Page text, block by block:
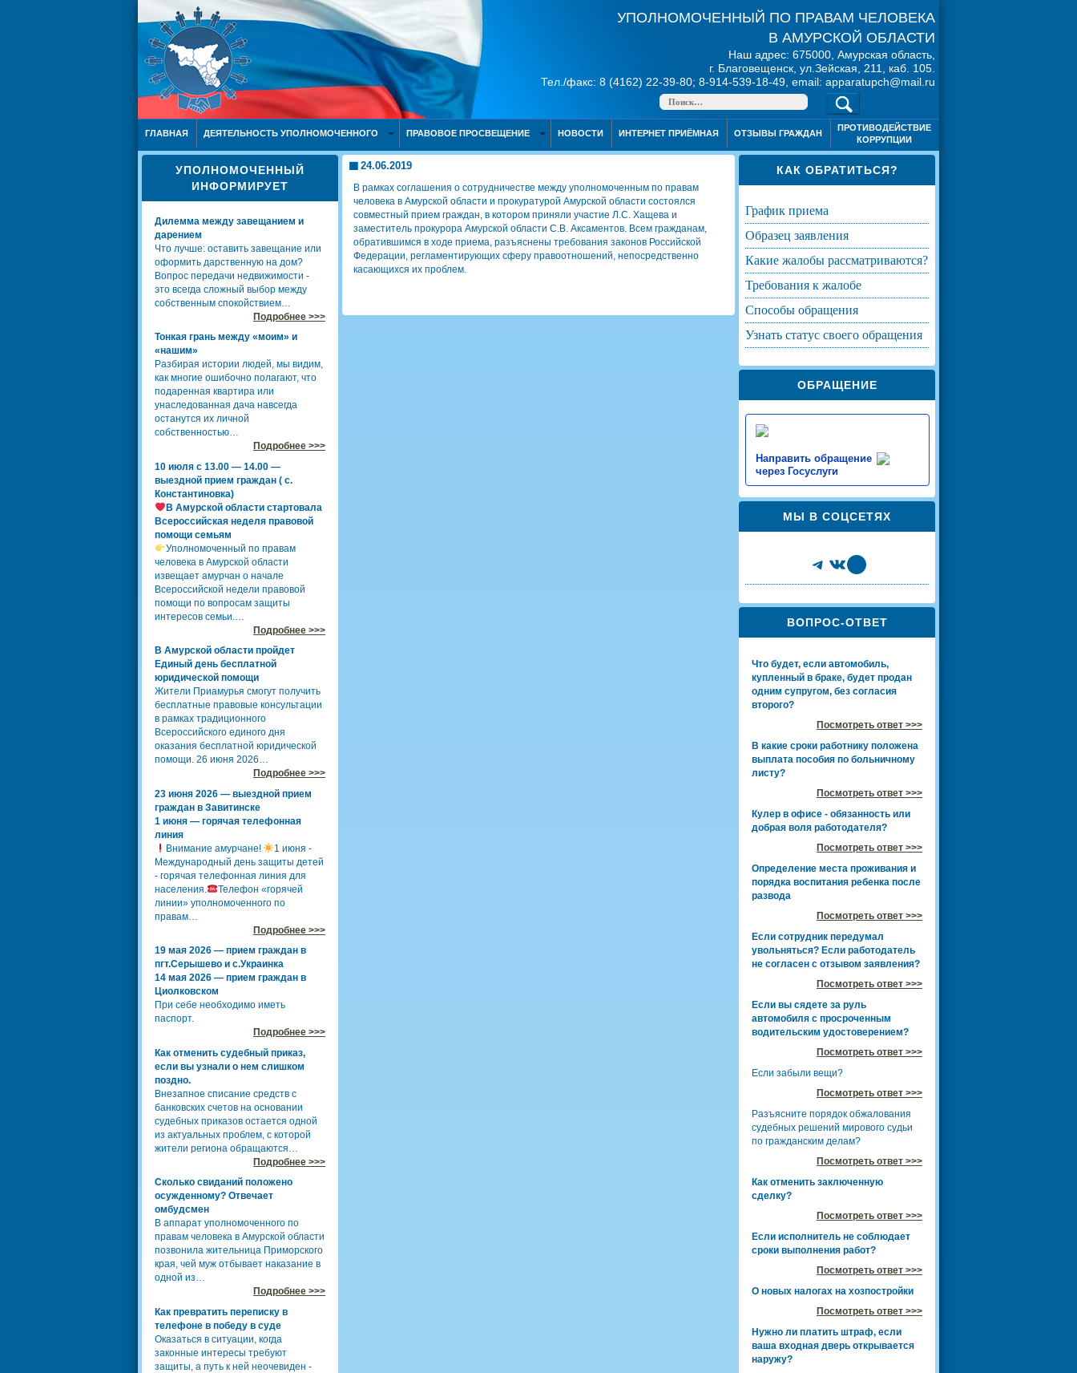
УПОЛНОМОЧЕННЫЙ ПО ПРАВАМ ЧЕЛОВЕКА
В АМУРСКОЙ ОБЛАСТИ
Наш адрес: 675000, Амурская область,
г. Благовещенск, ул.Зейская, 211, каб. 105.
Тел./факс: 8 (4162) 22-39-80; 8-914-539-18-49, email: apparatupch@mail.ru
ГЛАВНАЯ ДЕЯТЕЛЬНОСТЬ УПОЛНОМОЧЕННОГО ПРАВОВОЕ ПРОСВЕЩЕНИЕ НОВОСТИ ИНТЕРНЕТ ПРИЁМНАЯ ОТЗЫВЫ ГРАЖДАН
ПРОТИВОДЕЙСТВИЕ
КОРРУПЦИИ
УПОЛНОМОЧЕННЫЙ
ИНФОРМИРУЕТ
Дилемма между завещанием и
дарением
Что лучше: оставить завещание или
оформить дарственную на дом?
Вопрос передачи недвижимости -
это всегда сложный выбор между
собственным спокойствием…
Подробнее >>>
Тонкая грань между «моим» и
«нашим»
Разбирая истории людей, мы видим,
как многие ошибочно полагают, что
подаренная квартира или
унаследованная дача навсегда
останутся их личной
собственностью…
Подробнее >>>
10 июля с 13.00 — 14.00 —
выездной прием граждан ( с.
Константиновка)
В Амурской области стартовала
Всероссийская неделя правовой
помощи семьям
Уполномоченный по правам
человека в Амурской области
извещает амурчан о начале
Всероссийской недели правовой
помощи по вопросам защиты
интересов семьи.…
Подробнее >>>
В Амурской области пройдет
Единый день бесплатной
юридической помощи
Жители Приамурья смогут получить
бесплатные правовые консультации
в рамках традиционного
Всероссийского единого дня
оказания бесплатной юридической
помощи. 26 июня 2026…
Подробнее >>>
23 июня 2026 — выездной прием
граждан в Завитинске
1 июня — горячая телефонная
линия
Внимание амурчане!
1 июня -
Международный день защиты детей
- горячая телефонная линия для
населения.
Телефон «горячей
линии» уполномоченного по
правам…
Подробнее >>>
19 мая 2026 — прием граждан в
пгт.Серышево и с.Украинка
14 мая 2026 — прием граждан в
Циолковском
При себе необходимо иметь
паспорт.
Подробнее >>>
Как отменить судебный приказ,
если вы узнали о нем слишком
поздно.
Внезапное списание средств с
банковских счетов на основании
судебных приказов остается одной
из актуальных проблем, с которой
жители региона обращаются…
Подробнее >>>
Сколько свиданий положено
осужденному? Отвечает
омбудсмен
В аппарат уполномоченного по
правам человека в Амурской области
позвонила жительница Приморского
края, чей муж отбывает наказание в
одной из…
Подробнее >>>
Как превратить переписку в
телефоне в победу в суде
Оказаться в ситуации, когда
законные интересы требуют
защиты, а путь к ней неочевиден -
24.06.2019
В рамках соглашения о сотрудничестве между уполномоченным по правам
человека в Амурской области и прокуратурой Амурской области состоялся
совместный прием граждан, в котором приняли участие Л.С. Хащева и
заместитель прокурора Амурской области С.В. Аксаментов. Всем гражданам,
обратившимся в ходе приема, разъяснены требования законов Российской
Федерации, регламентирующих сферу правоотношений, непосредственно
касающихся их проблем.
КАК ОБРАТИТЬСЯ?
график приема
образец заявления
какие жалобы рассматриваются?
требования к жалобе
способы обращения
узнать статус своего обращения
ОБРАЩЕНИЕ
Направить обращение
через Госуслуги
МЫ В СОЦСЕТЯХ
Telegram
VKShare Icon
ВОПРОС-ОТВЕТ
Что будет, если автомобиль,
купленный в браке, будет продан
одним супругом, без согласия
второго?
Посмотреть ответ >>>
В какие сроки работнику положена
выплата пособия по больничному
листу?
Посмотреть ответ >>>
Кулер в офисе - обязанность или
добрая воля работодателя?
Посмотреть ответ >>>
Определение места проживания и
порядка воспитания ребенка после
развода
Посмотреть ответ >>>
Если сотрудник передумал
увольняться? Если работодатель
не согласен с отзывом заявления?
Посмотреть ответ >>>
Если вы сядете за руль
автомобиля с просроченным
водительским удостоверением?
Посмотреть ответ >>>
Если забыли вещи?
Посмотреть ответ >>>
Разъясните порядок обжалования
судебных решений мирового судьи
по гражданским делам?
Посмотреть ответ >>>
Как отменить заключенную
сделку?
Посмотреть ответ >>>
Если исполнитель не соблюдает
сроки выполнения работ?
Посмотреть ответ >>>
О новых налогах на хозпостройки
Посмотреть ответ >>>
Нужно ли платить штраф, если
ваша входная дверь открывается
наружу?